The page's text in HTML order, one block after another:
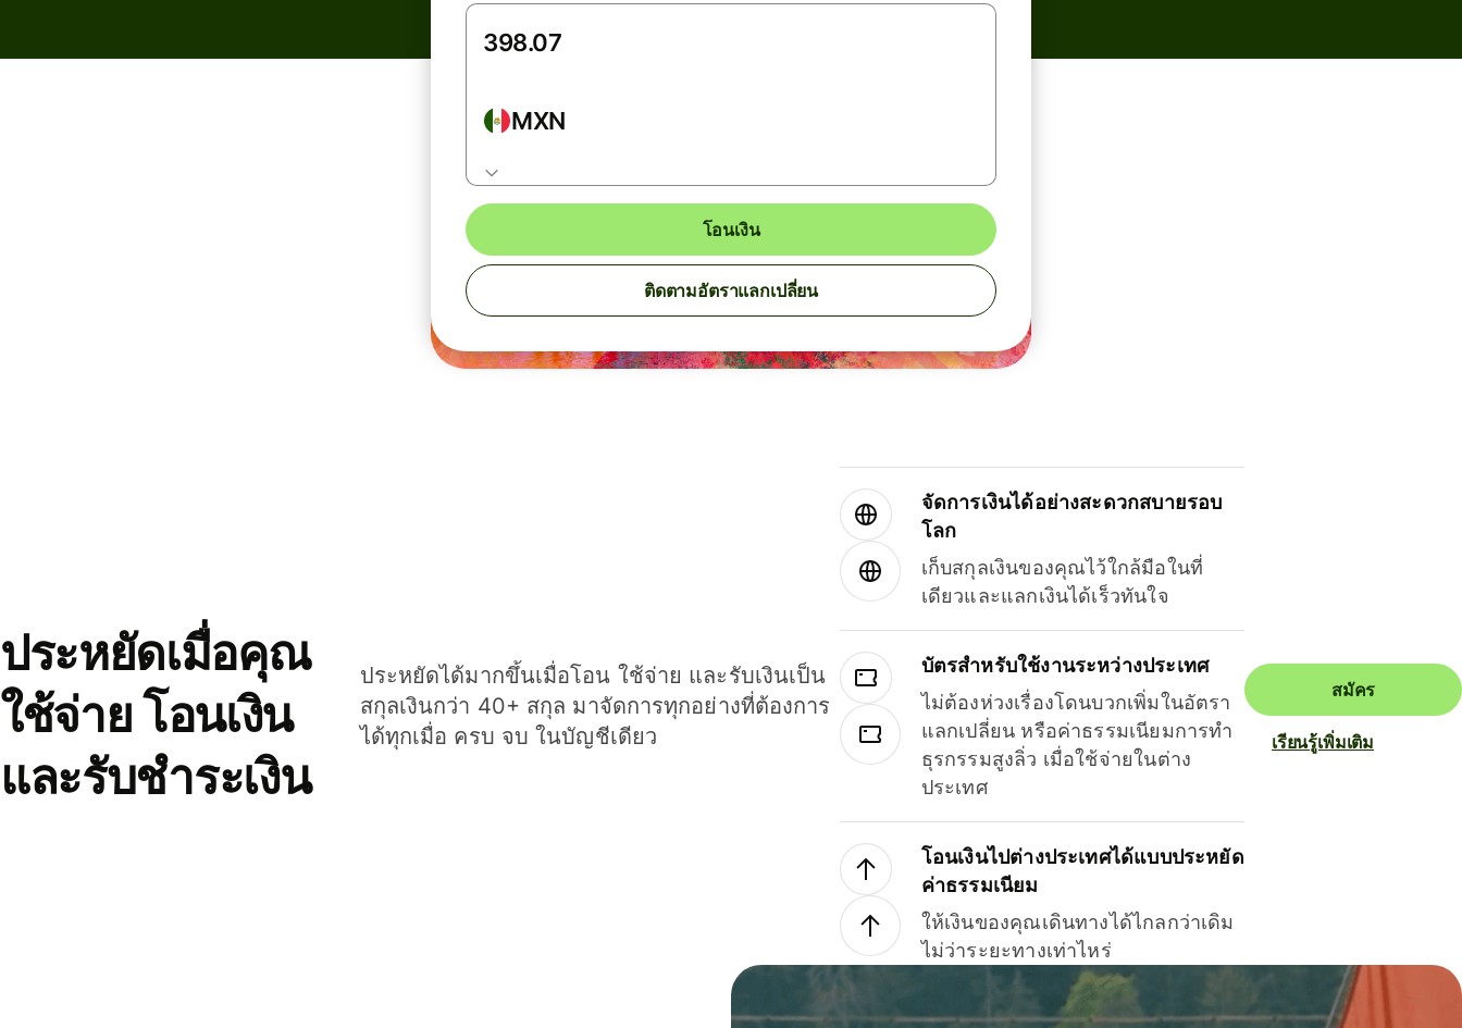
MXN
โอนเงิน
ติดตามอัตราแลกเปลี่ยน
ประหยัดเมื่อคุณ
ใช้จ่าย โอนเงิน
และรับชำระเงิน
ประหยัดได้มากขึ้นเมื่อโอน ใช้จ่าย และรับเงินเป็น
สกุลเงินกว่า 40+ สกุล มาจัดการทุกอย่างที่ต้องการ
ได้ทุกเมื่อ ครบ จบ ในบัญชีเดียว
จัดการเงินได้อย่างสะดวกสบายรอบ
โลก
เก็บสกุลเงินของคุณไว้ใกล้มือในที่
เดียวและแลกเงินได้เร็วทันใจ
บัตรสำหรับใช้งานระหว่างประเทศ
ไม่ต้องห่วงเรื่องโดนบวกเพิ่มในอัตรา
แลกเปลี่ยน หรือค่าธรรมเนียมการทำ
ธุรกรรมสูงลิ่ว เมื่อใช้จ่ายในต่าง
ประเทศ
โอนเงินไปต่างประเทศได้แบบประหยัด
ค่าธรรมเนียม
ให้เงินของคุณเดินทางได้ไกลกว่าเดิม
ไม่ว่าระยะทางเท่าไหร่
สมัคร
เรียนรู้เพิ่มเติม